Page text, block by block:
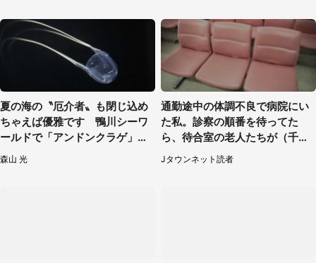
夏の海の〝厄介者〟も閉じ込め
ちゃえば優雅です 鴨川シーワ
ールドで「アンドンクラゲ」期
間限定展示【7／29～】
森山 光
通勤途中の体調不良で病院にい
た私。診察の順番を待ってた
ら、待合室の老人たちが（千葉
県・50代男性）
Jタウンネット読者